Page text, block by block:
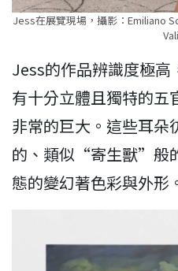
Jess在展覽現場，攝影：Emiliano
Jess的作品辨識度極
有十分立體且獨特的五
非常的巨大。這些耳朵
的、類似“寄生獸”般
態的變幻著色彩與外形